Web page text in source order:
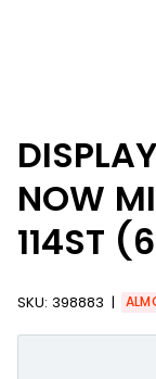
NOW
114ST
SKU: 398883